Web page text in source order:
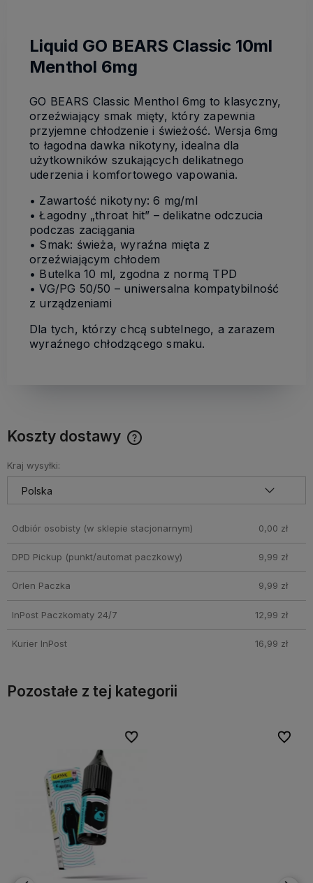
Liquid GO BEARS Classic 10ml
Menthol 6mg
GO BEARS Classic Menthol 6mg to klasyczny,
orzeźwiający smak mięty, który zapewnia
przyjemne chłodzenie i świeżość. Wersja 6mg
to łagodna dawka nikotyny, idealna dla
użytkowników szukających delikatnego
uderzenia i komfortowego vapowania.
• Zawartość nikotyny: 6 mg/ml
• Łagodny „throat hit” – delikatne odczucia
podczas zaciągania
• Smak: świeża, wyraźna mięta z
orzeźwiającym chłodem
• Butelka 10 ml, zgodna z normą TPD
• VG/PG 50/50 – uniwersalna kompatybilność
z urządzeniami
Dla tych, którzy chcą subtelnego, a zarazem
wyraźnego chłodzącego smaku.
Koszty dostawy
Kraj wysyłki:
Odbiór osobisty(w sklepie stacjonarnym) 0,00 zł
DPD Pickup (punkt/automat paczkowy) 9,99 zł
Orlen Paczka 9,99 zł
InPost Paczkomaty 24/7 12,99 zł
Kurier InPost 16,99 zł
Pozostałe z tej kategorii
Do ulubionych
Do ulubionych Do
Do